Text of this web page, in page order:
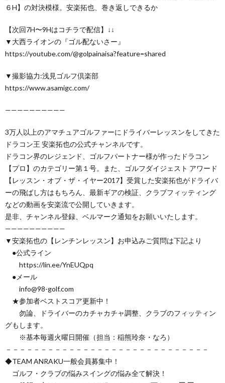
６H】の対決模様。安楽拓也、巻き返しできるか
【次回7H〜9Hはコチラで配信】↓↓
▼大西ライオンの『ゴル配ないさー』
https://youtube.com/@golpainaisa?feature=shared
▼撮影協力:浅見ゴルフ倶楽部
https://www.asamigc.com/
——————————
3万人以上のアマチュアゴルファーにドライバーレッスンをしてきた
ドラコン王 安楽拓也の公式チャンネルです。
ドラコン界のレジェンド、ゴルフパートナー様が作ったドラコン
【プロ】のカテゴリー第１号。また、ゴルフダイジェスト アワード
【レッスン・オブ・ザ・イヤー2017】受賞した安楽拓也がドライバ
ーの飛ばし方はもちろん、最新ギアの検証、クラブフィッティング
などの動画を安楽流で公開していきます。
是非、チャンネル登録、ベルマーク通知をお願いいたします。
——————————
▼安楽拓也の【レンチンレッスン】お申込みご質問は下記より
●公式ライン
https://lin.ee/YnEUQpq
●メール
info@98-golf.com
★参加者ベストスコア更新中！
勿論、ドライバーのカチャカチャ調整、クラブのフィッティン
グもします。
※基本毎週火曜日開催（担当：稲熊玲奈・なろ）
－－－－－－－－－－－－－－－－－－－－－－－－－－－－－
◆TEAM ANRAKU一般会員募集中！
ゴルフ・クラブの悩みスイングの悩み全て解決！